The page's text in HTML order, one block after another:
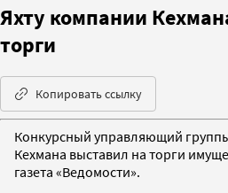
Яхту компании
торги
Копировать ссылку
Конкурсный управляющий
Кехмана выставил на торги
газета «Ведомости».